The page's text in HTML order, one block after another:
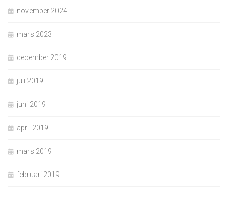
november 2024
mars 2023
december 2019
juli 2019
juni 2019
april 2019
mars 2019
februari 2019